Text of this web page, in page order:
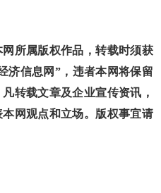
所属版权作品，转载时须获
济信息网”，违者本网将保留
转载文章及企业宣传资讯，
网观点和立场。版权事宜请